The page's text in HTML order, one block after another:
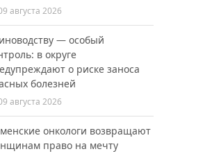
августа 2026
— особый
в округе
о риске заноса
болезней
августа 2026
онкологи возвращают
право на мечту